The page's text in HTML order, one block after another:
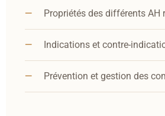
Propriétés des différents AH
Indications et contre-
Prévention et gestion des